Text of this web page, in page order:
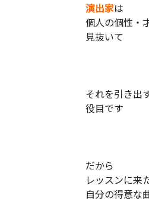
演出家は
個人の個性・
見抜いて
それを引き出
役目です
だから
レッスンに来
自分の得意な